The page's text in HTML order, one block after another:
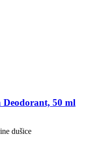
Deodorant, 50 ml
dušice